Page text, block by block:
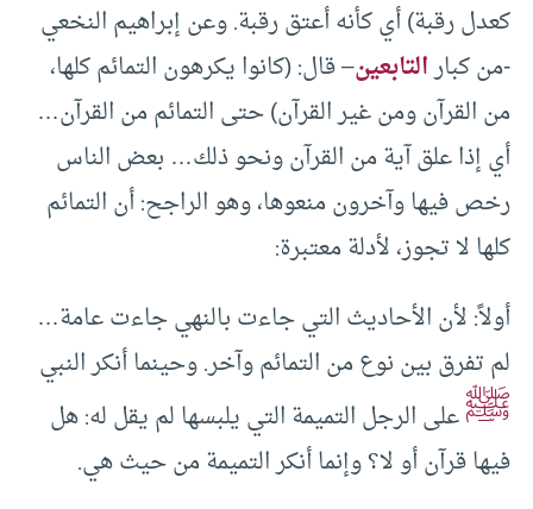
كعدل رقبة) أي كأنه أعتق رقبة. وعن إبراهيم النخعي
-من كبارالتابعين– قال: (كانوا يكرهون التمائم كلها،
من القرآن ومن غير القرآن) حتى التمائم من القرآن…
أي إذا علق آية من القرآن ونحو ذلك… بعض الناس
رخص فيها وآخرون منعوها، وهو الراجح: أن التمائم
كلها لا تجوز، لأدلة معتبرة:
أولاً: لأن الأحاديث التي جاءت بالنهي جاءت عامة…
لم تفرق بين نوع من التمائم وآخر. وحينما أنكر النبي
ﷺعلى الرجل التميمة التي يلبسها لم يقل له: هل
فيها قرآن أو لا؟ وإنما أنكر التميمة من حيث هي.